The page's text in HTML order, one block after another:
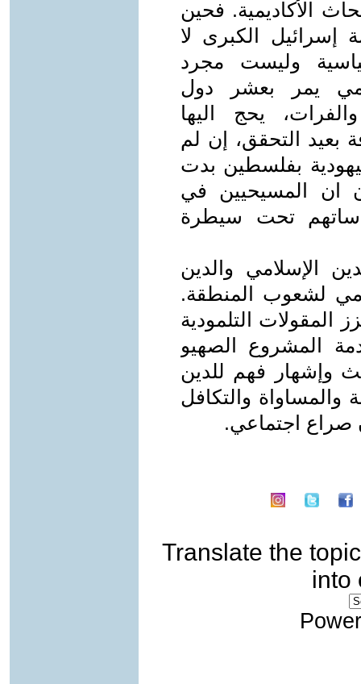
الأكاديمية. فحين
إسرائيل الكبرى لا
وليست مجرد
يمر بعشر دول
يحج اليها
بعيد التحقق، إن لم
بفلسطين بدت
ان المسيحيين في
تحت سيطرة
الإسلامي والدين
لشعوب المنطقة.
المقولات التلمودية
المشروع الصهيو
وإشهار فهم للدين
والمساواة والتكافل
صراع اجتماعي.
Translate the topic
into